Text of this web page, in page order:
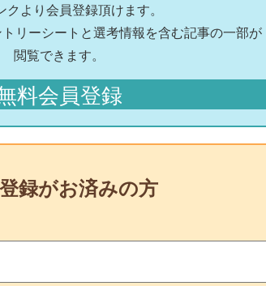
クより会員登録頂けます。
リーシートと選考情報を含む記事の一部が
閲覧できます。
料会員登録
録がお済みの方